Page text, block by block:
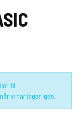
til
vi har lager igen.